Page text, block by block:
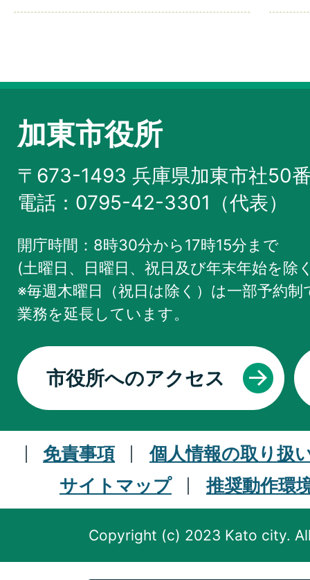
加東市役所
〒673-1493 兵庫県加東市社50
電話：0795-42-3301（代表）
開庁時間：8時30分から17時15分まで
(土曜日、日曜日、祝日及び年末年始を除
※毎週木曜日（祝日は除く）は一部予約
業務を延長しています。
市役所へのアクセス
免責事項
個人情報の取り扱
サイトマップ
推奨動作環
Copyright (c) 2023 Kato city.